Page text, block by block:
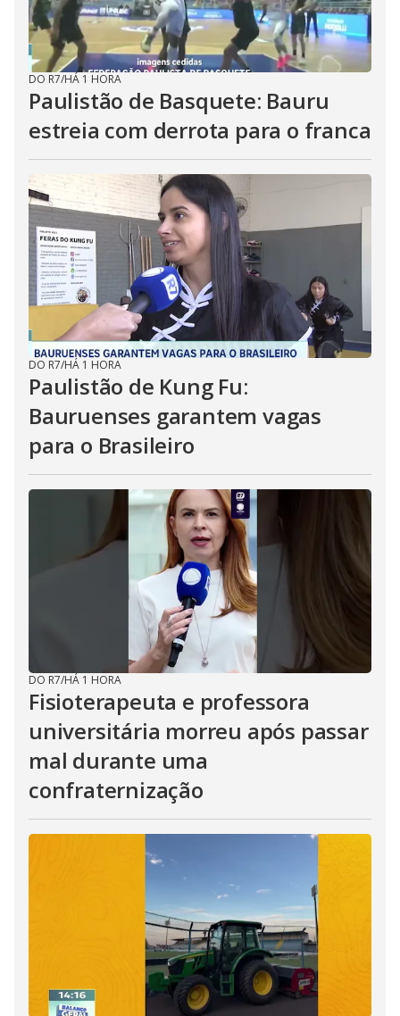
DO R7/HÁ 1 HORA
Paulistão de Basquete: Bauru
estreia com derrota para o franca
DO R7/HÁ 1 HORA
Paulistão de Kung Fu:
Bauruenses garantem vagas
para o Brasileiro
DO R7/HÁ 1 HORA
Fisioterapeuta e professora
universitária morreu após passar
mal durante uma
confraternização